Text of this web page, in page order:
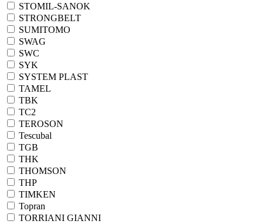
STOMIL-SANOK
STRONGBELT
SUMITOMO
SWAG
SWC
SYK
SYSTEM PLAST
TAMEL
TBK
TC2
TEROSON
Tescubal
TGB
THK
THOMSON
THP
TIMKEN
Topran
TORRIANI GIANNI